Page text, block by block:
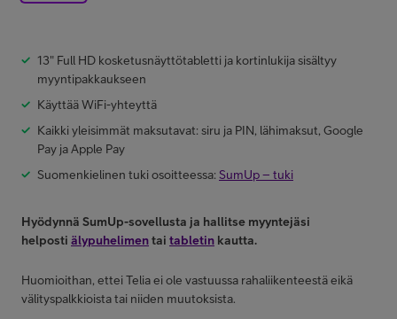
13" Full HD kosketusnäyttötabletti ja kortinlukija sisältyy
myyntipakkaukseen
Käyttää WiFi-yhteyttä
Kaikki yleisimmät maksutavat: siru ja PIN, lähimaksut, Google
Pay ja Apple Pay
Suomenkielinen tuki osoitteessa: SumUp – tuki
Hyödynnä SumUp-sovellusta ja hallitse myyntejäsi
helposti älypuhelimentai tabletin kautta.
Huomioithan, ettei Telia ei ole vastuussa rahaliikenteestä eikä
välityspalkkioista tai niiden muutoksista.